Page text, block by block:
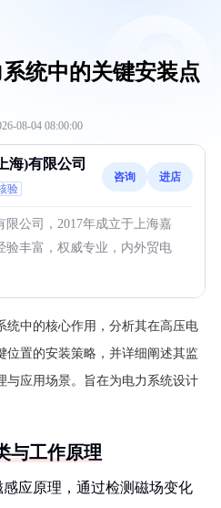
统中的关键安装点
08-04 08:00:00
海)有限公司
验
咨询 进店
公司，2017年成立于上海嘉
验丰富，权威专业，内外贸电
统中的核心作用，分析其在高压电
位置的安装策略，并详细阐述其监
应用场景。旨在为电力系统设计
与工作原理
应原理，通过检测磁场变化